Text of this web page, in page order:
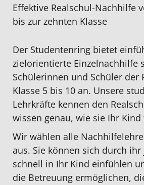
Effektive Realschul-Nachhilfe
bis zur zehnten Klasse
Der Studentenring bietet
zielorientierte Einzelnachhilfe
Schülerinnen und Schüler der
Klasse 5 bis 10 an. Unsere
Lehrkräfte kennen den
wissen genau, wie sie Ihr
Wir wählen alle
aus. Sie können sich durch
schnell in Ihr Kind einfühlen
die Betreuung ermöglichen,